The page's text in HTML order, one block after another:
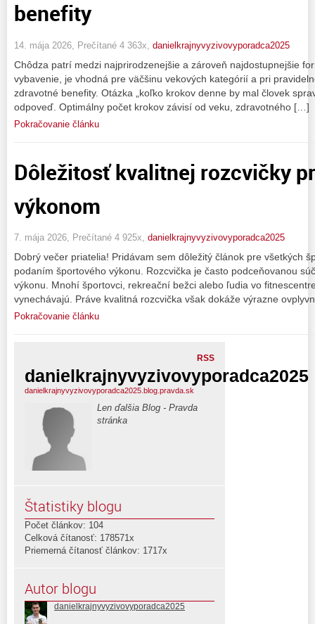
benefity
14. mája 2026, Prečítané 4 363x, danielkrajnyvyzivovyporadca2025
Chôdza patrí medzi najprirodzenejšie a zároveň najdostupnejšie
vybavenie, je vhodná pre väčšinu vekových kategórií a pri
zdravotné benefity. Otázka „koľko krokov denne by mal človek
odpoveď. Optimálny počet krokov závisí od veku, zdravotného […]
Pokračovanie článku
Dôležitosť kvalitnej rozcvičky
výkonom
7. mája 2026, Prečítané 4 925x, danielkrajnyvyzivovyporadca2025
Dobrý večer priatelia! Pridávam sem dôležitý článok pre všetkých
podaním športového výkonu. Rozcvička je často podceňovanou
výkonu. Mnohí športovci, rekreační bežci alebo ľudia vo
vynechávajú. Práve kvalitná rozcvička však dokáže výrazne
Pokračovanie článku
RSS
danielkrajnyvyzivovyporadca2025
danielkrajnyvyzivovyporadca2025.blog.pravda.sk
Len ďalšia Blog - Pravda
stránka
Štatistiky blogu
Počet článkov: 104
Celková čítanosť: 178571x
Priemerná čítanosť článkov: 1717x
Autor blogu
danielkrajnyvyzivovyporadca2025